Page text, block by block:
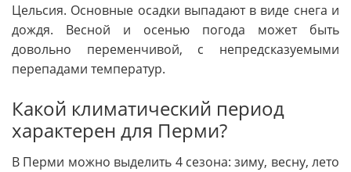
Цельсия. Основные осадки выпадают в виде снега и
дождя. Весной и осенью погода может быть
довольно переменчивой, с непредсказуемыми
перепадами температур.
Какой климатический период
характерен для Перми?
В Перми можно выделить 4 сезона: зиму, весну, лето